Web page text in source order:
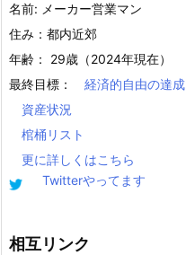
名前: メーカー営業マン
住み：都内近郊
年齢： 29歳（2024年現在）
最終目標：
経済的自由の達成
資産状況
棺桶リスト
更に詳しくはこちら
Twitterやってます
相互リンク